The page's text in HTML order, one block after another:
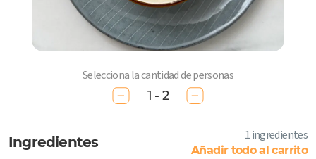
Selecciona la cantidad de personas
1 - 2
Ingredientes 1 ingredientes
Añadir todo al carrito